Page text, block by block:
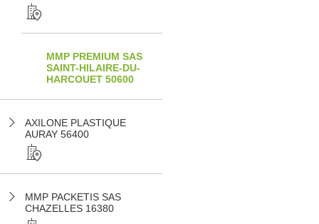
MMP PREMIUM SAS
SAINT-HILAIRE-DU-
HARCOUET 50600
AXILONE PLASTIQUE
AURAY 56400
MMP PACKETIS SAS
CHAZELLES 16380